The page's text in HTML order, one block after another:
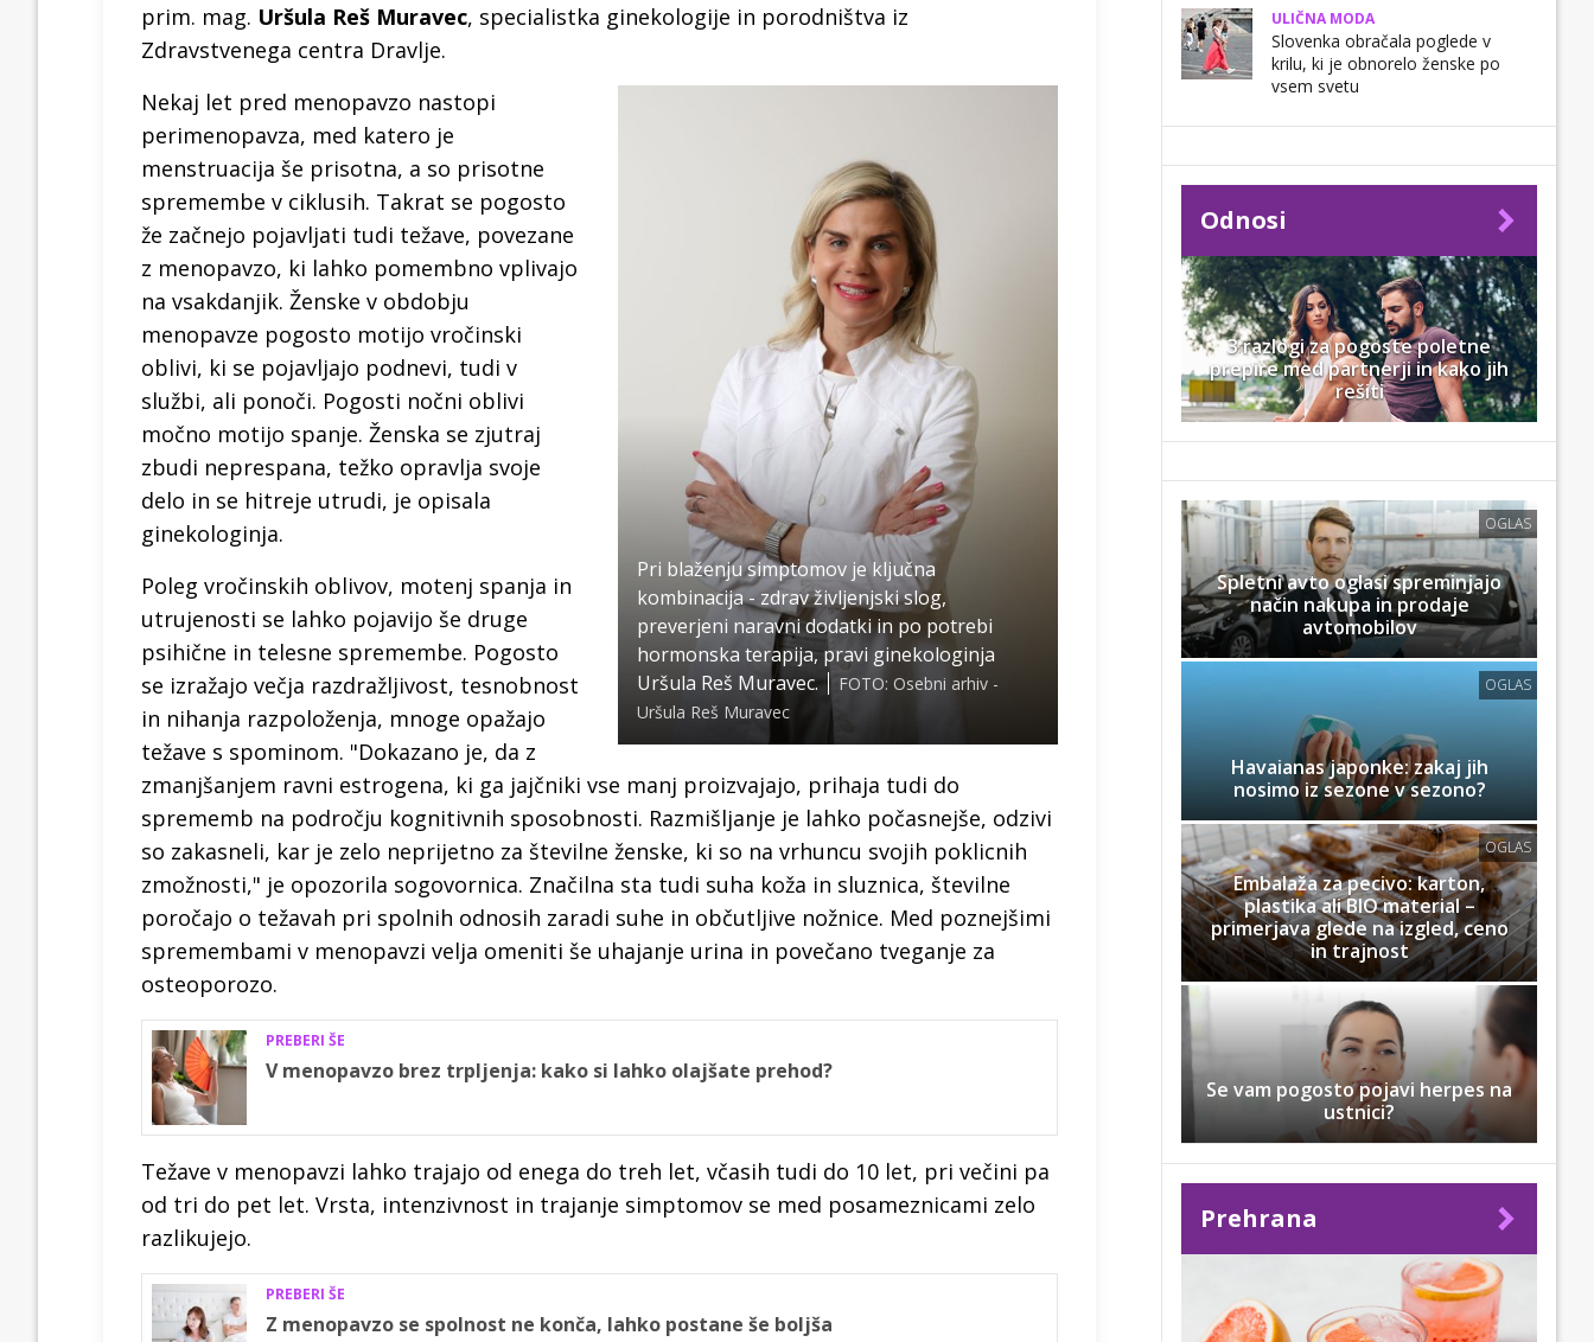
prim. mag. Uršula Reš Muravec, specialistka ginekologije in porodništva iz
Zdravstvenega centra Dravlje.
Pri blaženju simptomov je ključna
kombinacija - zdrav življenjski slog,
preverjeni naravni dodatki in po potrebi
hormonska terapija, pravi ginekologinja
Uršula Reš Muravec.
FOTO: Osebni arhiv -
Uršula Reš Muravec
Nekaj let pred menopavzo nastopi
perimenopavza, med katero je
menstruacija še prisotna, a so prisotne
spremembe v ciklusih. Takrat se pogosto
že začnejo pojavljati tudi težave, povezane
z menopavzo, ki lahko pomembno vplivajo
na vsakdanjik. Ženske v obdobju
menopavze pogosto motijo vročinski
oblivi, ki se pojavljajo podnevi, tudi v
službi, ali ponoči. Pogosti nočni oblivi
močno motijo spanje. Ženska se zjutraj
zbudi neprespana, težko opravlja svoje
delo in se hitreje utrudi, je opisala
ginekologinja.
Poleg vročinskih oblivov, motenj spanja in
utrujenosti se lahko pojavijo še druge
psihične in telesne spremembe. Pogosto
se izražajo večja razdražljivost, tesnobnost
in nihanja razpoloženja, mnoge opažajo
težave s spominom. "Dokazano je, da z
zmanjšanjem ravni estrogena, ki ga jajčniki vse manj proizvajajo, prihaja tudi do
sprememb na področju kognitivnih sposobnosti. Razmišljanje je lahko počasnejše, odzivi
so zakasneli, kar je zelo neprijetno za številne ženske, ki so na vrhuncu svojih poklicnih
zmožnosti," je opozorila sogovornica. Značilna sta tudi suha koža in sluznica, številne
poročajo o težavah pri spolnih odnosih zaradi suhe in občutljive nožnice. Med poznejšimi
spremembami v menopavzi velja omeniti še uhajanje urina in povečano tveganje za
osteoporozo.
PREBERI ŠE
V menopavzo brez trpljenja: kako si lahko olajšate prehod?
Težave v menopavzi lahko trajajo od enega do treh let, včasih tudi do 10 let, pri večini pa
od tri do pet let. Vrsta, intenzivnost in trajanje simptomov se med posameznicami zelo
razlikujejo.
PREBERI ŠE
Z menopavzo se spolnost ne konča, lahko postane še boljša
ULIČNA MODA
Slovenka obračala poglede v
krilu, ki je obnorelo ženske po
vsem svetu
Odnosi
3 razlogi za pogoste poletne
prepire med partnerji in kako jih
rešiti
OGLAS
Spletni avto oglasi spreminjajo
način nakupa in prodaje
avtomobilov
OGLAS
Havaianas japonke: zakaj jih
nosimo iz sezone v sezono?
OGLAS
Embalaža za pecivo: karton,
plastika ali BIO material –
primerjava glede na izgled, ceno
in trajnost
Se vam pogosto pojavi herpes na
ustnici?
Prehrana